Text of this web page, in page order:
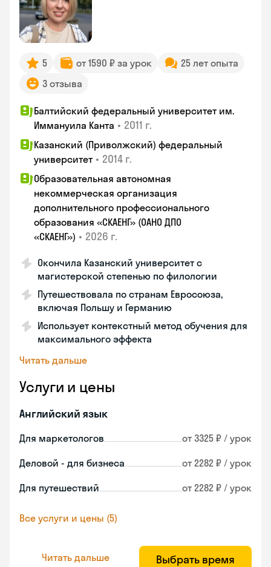
5 от 1590 ₽ за урок
25 лет опыта
3 отзыва
Балтийский федеральный университет им.
Иммануила Канта • 2011 г.
Казанский (Приволжский) федеральный
университет • 2014 г.
Образовательная автономная
некоммерческая организация
дополнительного профессионального
образования «СКАЕНГ» (ОАНО ДПО
«СКАЕНГ») • 2026 г.
Окончила Казанский университет с
магистерской степенью по филологии
Путешествовала по странам Евросоюза,
включая Польшу и Германию
Использует контекстный метод обучения для
максимального эффекта
Читать дальше
Услуги и цены
Английский язык
Для маркетологов от 3325 ₽ / урок
Деловой - для бизнеса от 2282 ₽ / урок
Для путешествий от 2282 ₽ / урок
Все услуги и цены (5)
Читать дальше Выбрать время